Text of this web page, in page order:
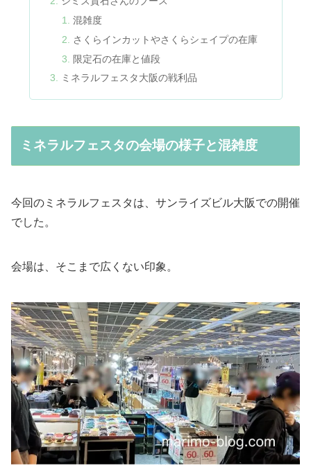
混雑度
さくらインカットやさくらシェイプの在庫
限定石の在庫と値段
ミネラルフェスタ大阪の戦利品
ミネラルフェスタの会場の様子と混雑度
今回のミネラルフェスタは、サンライズビル大阪での開催
でした。
会場は、そこまで広くない印象。